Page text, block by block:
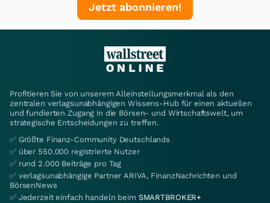
Jetzt abonnieren!
Profitieren Sie von unserem Alleinstellungsmerkmal als den
zentralen verlagsunabhängigen Wissens-Hub für einen aktuellen
und fundierten Zugang in die Börsen- und Wirtschaftswelt, um
strategische Entscheidungen zu treffen.
✅ Größte Finanz-Community Deutschlands
✅ über 550.000 registrierte Nutzer
✅ rund 2.000 Beiträge pro Tag
✅ verlagsunabhängige Partner ARIVA, FinanzNachrichten und
BörsenNews
✅ Jederzeit einfach handeln beim SMARTBROKER+